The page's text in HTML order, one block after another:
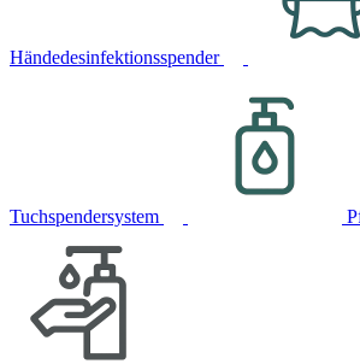
Händedesinfektionsspender
Tuchspendersystem